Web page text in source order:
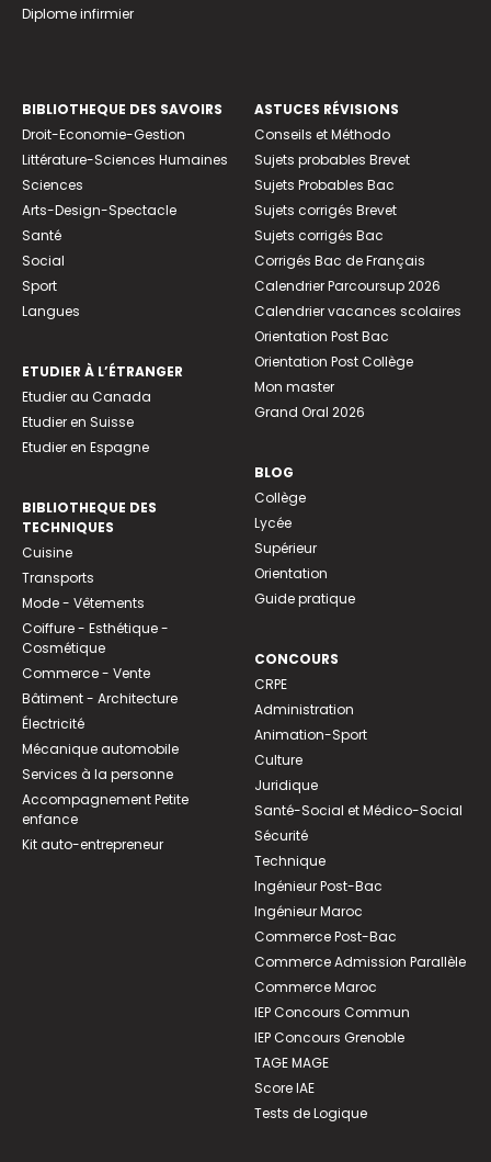
Diplome infirmier
BIBLIOTHEQUE DES SAVOIRS
Droit-Economie-Gestion
Littérature-Sciences Humaines
Sciences
Arts-Design-Spectacle
Santé
Social
Sport
Langues
ETUDIER À L’ÉTRANGER
Etudier au Canada
Etudier en Suisse
Etudier en Espagne
BIBLIOTHEQUE DES
TECHNIQUES
Cuisine
Transports
Mode - Vêtements
Coiffure - Esthétique -
Cosmétique
Commerce - Vente
Bâtiment - Architecture
Électricité
Mécanique automobile
Services à la personne
Accompagnement Petite
enfance
Kit auto-entrepreneur
ASTUCES RÉVISIONS
Conseils et Méthodo
Sujets probables Brevet
Sujets Probables Bac
Sujets corrigés Brevet
Sujets corrigés Bac
Corrigés Bac de Français
Calendrier Parcoursup 2026
Calendrier vacances scolaires
Orientation Post Bac
Orientation Post Collège
Mon master
Grand Oral 2026
BLOG
Collège
Lycée
Supérieur
Orientation
Guide pratique
CONCOURS
CRPE
Administration
Animation-Sport
Culture
Juridique
Santé-Social et Médico-Social
Sécurité
Technique
Ingénieur Post-Bac
Ingénieur Maroc
Commerce Post-Bac
Commerce Admission Parallèle
Commerce Maroc
IEP Concours Commun
IEP Concours Grenoble
TAGE MAGE
Score IAE
Tests de Logique